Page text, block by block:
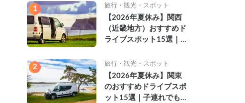
1 旅行・観光・スポット
【2026年夏休み】関西
（近畿地方）おすすめド
ライブスポット15選｜
名所を紹介
2 旅行・観光・スポット
【2026年夏休み】関東
のおすすめドライブスポ
ット15選｜子連れでも